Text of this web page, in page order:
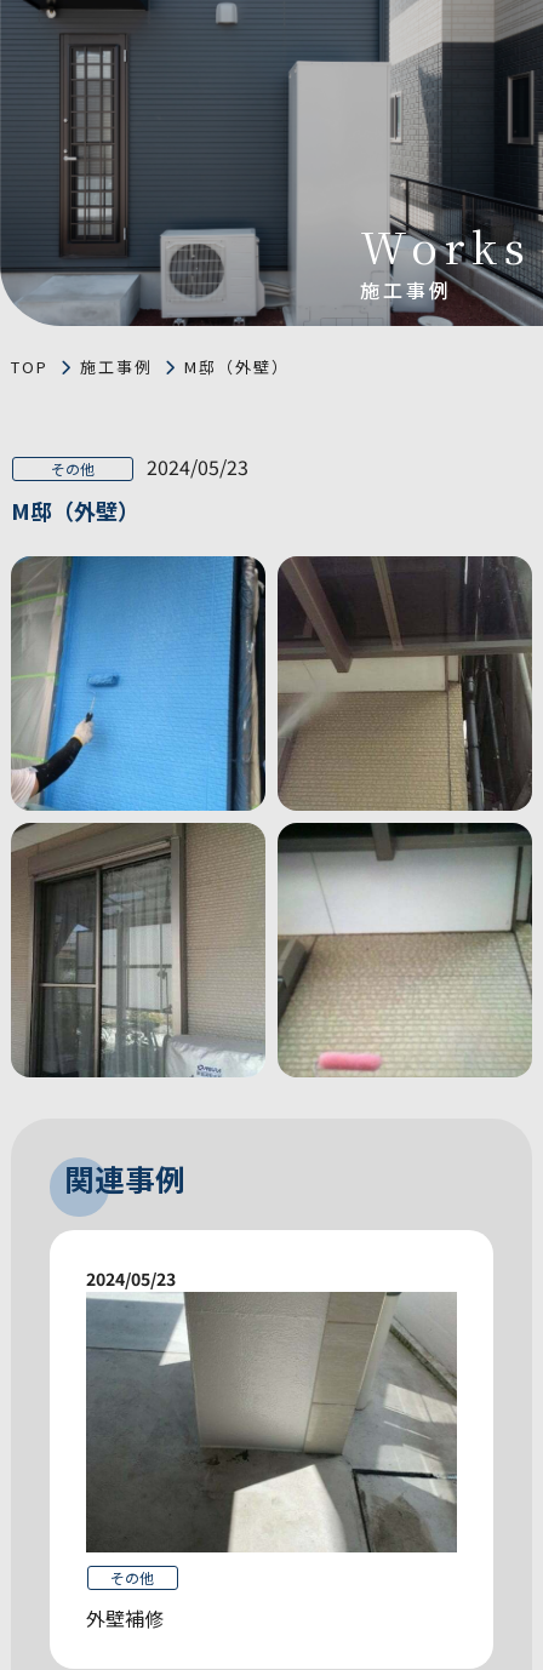
Works
施工事例
TOP 施工事例 M邸（外壁）
その他 2024/05/23
M邸（外壁）
関連事例
2024/05/23
その他
外壁補修